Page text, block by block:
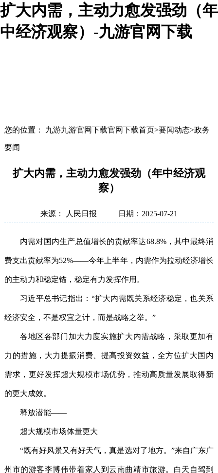
扩大内需，主动力愈发强劲（年
中经济观察）-九游官网下载
您的位置： 九游九游官网下载官网下载首页>要闻动态>政务
要闻
扩大内需，主动力愈发强劲（年中经济观
察）
来源： 人民日报 日期：2025-07-21
内需对国内生产总值增长的贡献率达68.8%，其中最终消
费支出贡献率为52%——今年上半年，内需作为拉动经济增长
的主动力和稳定锚，稳定有力发挥作用。
习近平总书记指出：“扩大内需既关系经济稳定，也关系
经济安全，不是权宜之计，而是战略之举。”
各地区各部门加大力度实施扩大内需战略，采取更加有
力的措施，大力提振消费、提高投资效益，全方位扩大国内
需求，更好发挥超大规模市场优势，推动高质量发展取得新
的更大成效。
释放潜能——
超大规模市场体量更大
“既有好风景又有好天气，真是选对了地方。”来自广东广
州市的游客李博伟带着家人到云南曲靖市旅游。白天自驾到